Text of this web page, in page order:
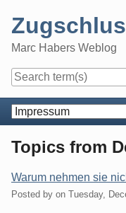
content
Marc Habers Weblog
Navigation
Topics from
Warum nehmen sie
Posted by on Tuesday,